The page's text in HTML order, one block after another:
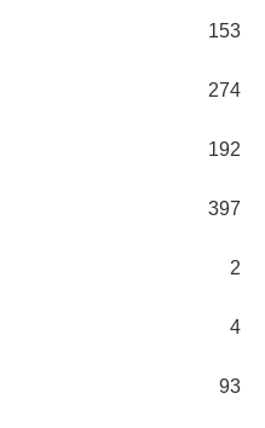
153
274
192
397
2
4
93